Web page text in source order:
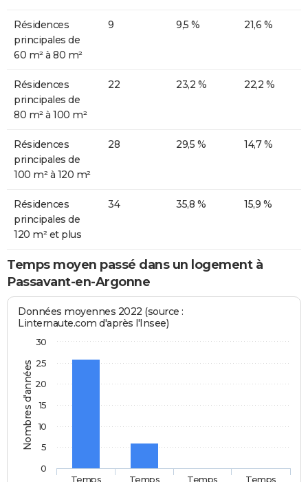
Résidences
principales de
60 m² à 80 m²
9 9,5 % 21,6 %
Résidences
principales de
80 m² à 100 m²
22 23,2 % 22,2 %
Résidences
principales de
100 m² à 120 m²
28 29,5 % 14,7 %
Résidences
principales de
120 m² et plus
34 35,8 % 15,9 %
Temps moyen passé dans un logement à
Passavant-en-Argonne
Nombres d'années
Données moyennes 2022 (source :
Linternaute.com d'après l'Insee)
Temps Temps Temps Temps
0
5
10
15
20
25
30